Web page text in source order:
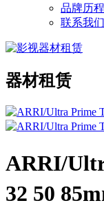
品牌历程
联系我们
器材租赁
ARRI/
32 50